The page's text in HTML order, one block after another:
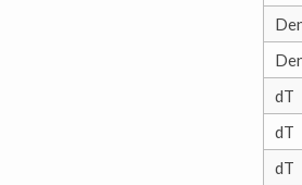
dT
dT
dT